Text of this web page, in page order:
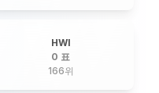
HWI
0 표
166위